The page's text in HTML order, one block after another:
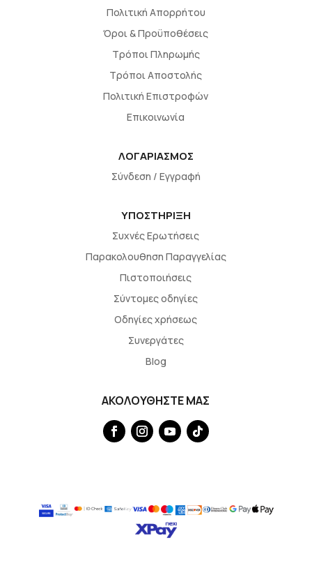
Πολιτική Απορρήτου
Όροι & Προϋποθέσεις
Τρόποι Πληρωμής
Τρόποι Αποστολής
Πολιτική Επιστροφών
Επικοινωνία
ΛΟΓΑΡΙΑΣΜΟΣ
Σύνδεση / Εγγραφή
ΥΠΟΣΤΗΡΙΞΗ
Συχνές Ερωτήσεις
Παρακολουθηση Παραγγελίας
Πιστοποιήσεις
Σύντομες οδηγίες
Οδηγίες χρήσεως
Συνεργάτες
Blog
ΑΚΟΛΟΥΘΗΣΤΕ ΜΑΣ